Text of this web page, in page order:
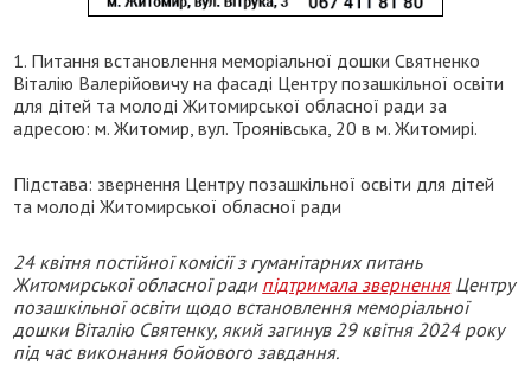
1. Питання встановлення меморіальної дошки Святненко
Віталію Валерійовичу на фасаді Центру позашкільної освіти
для дітей та молоді Житомирської обласної ради за
адресою: м. Житомир, вул. Троянівська, 20 в м. Житомирі.
Підстава: звернення Центру позашкільної освіти для дітей
та молоді Житомирської обласної ради
24 квітня постійної комісії з гуманітарних питань
Житомирської обласної ради підтримала зверненняЦентру
позашкільної освіти щодо встановлення меморіальної
дошки Віталію Святенку, який загинув 29 квітня 2024 року
під час виконання бойового завдання.